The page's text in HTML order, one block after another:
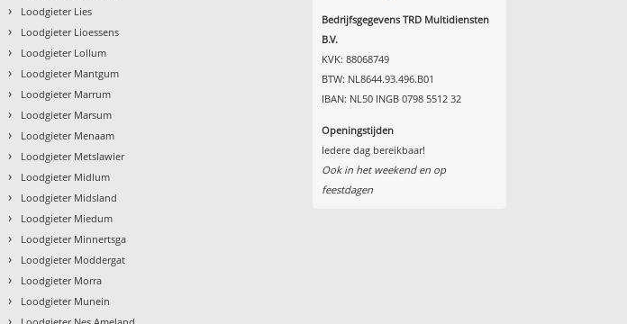
› Loodgieter Lies
› Loodgieter Lioessens
› Loodgieter Lollum
› Loodgieter Mantgum
› Loodgieter Marrum
› Loodgieter Marsum
› Loodgieter Menaam
› Loodgieter Metslawier
› Loodgieter Midlum
› Loodgieter Midsland
› Loodgieter Miedum
› Loodgieter Minnertsga
› Loodgieter Moddergat
› Loodgieter Morra
› Loodgieter Munein
›
Bedrijfsgegevens TRD Multidiensten
B.V.
KVK: 88068749
BTW: NL8644.93.496.B01
IBAN: NL50 INGB 0798 5512 32
Openingstijden
Iedere dag bereikbaar!
Ook in het weekend en op
feestdagen